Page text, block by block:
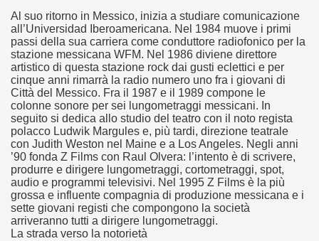
Al suo ritorno in Messico, inizia a studiare comunicazione
all’Universidad Iberoamericana. Nel 1984 muove i primi
passi della sua carriera come conduttore radiofonico per la
stazione messicana WFM. Nel 1986 diviene direttore
artistico di questa stazione rock dai gusti eclettici e per
cinque anni rimarrà la radio numero uno fra i giovani di
Città del Messico. Fra il 1987 e il 1989 compone le
colonne sonore per sei lungometraggi messicani. In
seguito si dedica allo studio del teatro con il noto regista
polacco Ludwik Margules e, più tardi, direzione teatrale
con Judith Weston nel Maine e a Los Angeles. Negli anni
’90 fonda Z Films con Raul Olvera: l’intento è di scrivere,
produrre e dirigere lungometraggi, cortometraggi, spot,
audio e programmi televisivi. Nel 1995 Z Films è la più
grossa e influente compagnia di produzione messicana e i
sette giovani registi che compongono la società
arriveranno tutti a dirigere lungometraggi.
La strada verso la notorietà
e nel sogno di dominio della camorra.
40 milioni di insetti appositamente allevati.
nella cultura contemporanea.
Dark Secret – Rhapsody of Fire.
Se Ti Piacciono nel mese di Luglio 2013.
e suspense a cui fa da sfondo il retroscena della